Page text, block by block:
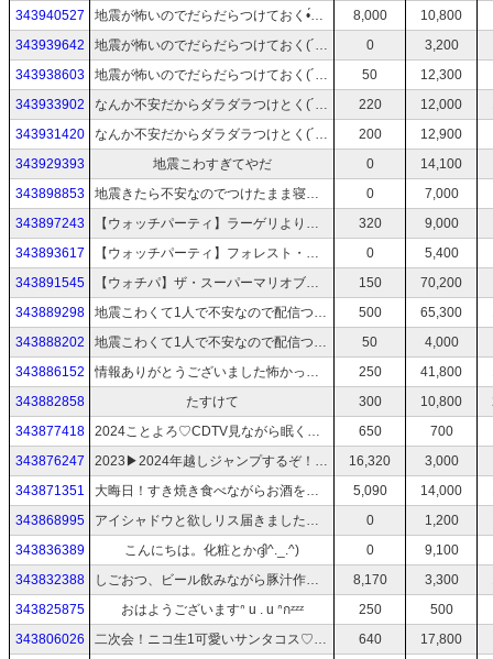
343940527
地震が怖いのでだらだらつけておく•́︿•̀おはよう 8,000
10,800
343939642
地震が怖いのでだらだらつけておく(´・-・。)おやすみ 0
3,200
343938603
地震が怖いのでだらだらつけておく(´・-・。) 50
12,300
343933902
なんか不安だからダラダラつけとく(´・ω・｀) 220 12,000
343931420
なんか不安だからダラダラつけとく(´・ω・｀) 200
12,900
343929393
地震こわすぎてやだ 0
14,100
343898853
地震きたら不安なのでつけたまま寝ます。 0
7,000
343897243
【ウォッチパーティ】ラーゲリより愛を込めて 320
9,000
343893617
【ウォッチパーティ】フォレスト・ガンプ 0
5,400
343891545
【ウォチパ】ザ・スーパーマリオブラザーズ・ムービー【地震怖いので和みたい】 150
70,200
343889298
地震こわくて1人で不安なので配信つけときます(><) 500 65,300
343888202
地震こわくて1人で不安なので配信つけときます(><)おやすみ 50
4,000
343886152
情報ありがとうございました怖かったーー余震もまだまだこわい（ ; ; ） 250 41,800
343882858
たすけて 300 10,800
343877418
2024ことよろ♡CDTV見ながら眠くなるまで。ニコ生ありがとうよいお年をお迎えください(*ˊ ᵕ｀ᐢ*)♪ 650
700
343876247
2023▶︎2024年越しジャンプするぞ！CDTV見ながら眠くなるまで。ニコ生ありがとうよいお年をお迎えください(*ˊ ᵕ｀ᐢ*)♪ 16,320
3,000
343871351
大晦日！すき焼き食べながらお酒を飲む♡ニコ生ありがとうよいお年をお迎えください(*ˊ ᵕ｀ᐢ*)♪ 5,090 14,000
343868995
アイシャドウと欲しリス届きました！ありがとう♡大晦日だしもう呑みたいよ〜ん 0
1,200
343836389
こんにちは。化粧とかദ്ദി^._.^) 0
9,100
343832388
しごおつ、ビール飲みながら豚汁作り(^ ･(oo)･)♡ 8,170 3,300
343825875
おはようございますᐢ u . u ᐢกᶻᶻᶻ 250
500
343806026
二次会！ニコ生1可愛いサンタコス♡♡ケーキ食べよか〜(˶‾᷄ ⁻̫ ‾᷅˵)3時にゴミ出しよろ。#ニコ生サンタ 640
17,800